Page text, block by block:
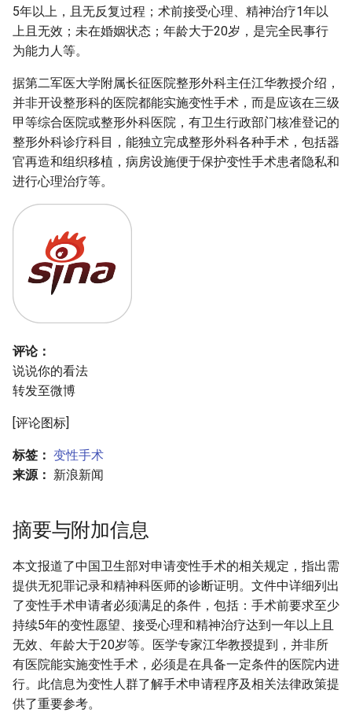
5年以上，且无反复过程；术前接受心理、精神治疗1年以
上且无效；未在婚姻状态；年龄大于20岁，是完全民事行
为能力人等。
据第二军医大学附属长征医院整形外科主任江华教授介绍，
并非开设整形科的医院都能实施变性手术，而是应该在三级
甲等综合医院或整形外科医院，有卫生行政部门核准登记的
整形外科诊疗科目，能独立完成整形外科各种手术，包括器
官再造和组织移植，病房设施便于保护变性手术患者隐私和
进行心理治疗等。
评论：
说说你的看法
转发至微博
[评论图标]
标签： 变性手术
来源： 新浪新闻
摘要与附加信息
本文报道了中国卫生部对申请变性手术的相关规定，指出需
提供无犯罪记录和精神科医师的诊断证明。文件中详细列出
了变性手术申请者必须满足的条件，包括：手术前要求至少
持续5年的变性愿望、接受心理和精神治疗达到一年以上且
无效、年龄大于20岁等。医学专家江华教授提到，并非所
有医院能实施变性手术，必须是在具备一定条件的医院内进
行。此信息为变性人群了解手术申请程序及相关法律政策提
供了重要参考。